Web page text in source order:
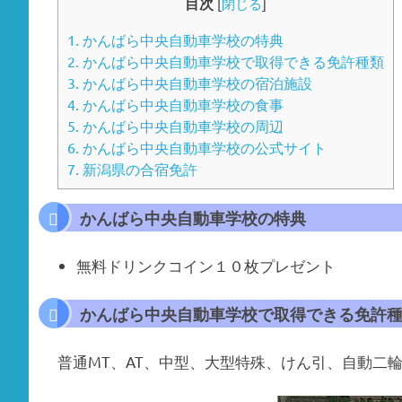
1. かんばら中央自動車学校の特典
2. かんばら中央自動車学校で取得できる免許種類
3. かんばら中央自動車学校の宿泊施設
4. かんばら中央自動車学校の食事
5. かんばら中央自動車学校の周辺
6. かんばら中央自動車学校の公式サイト
7. 新潟県の合宿免許
かんばら中央自動車学校の特典
無料ドリンクコイン１０枚プレゼント
かんばら中央自動車学校で取得できる免許
普通MT、AT、中型、大型特殊、けん引、自動二輪